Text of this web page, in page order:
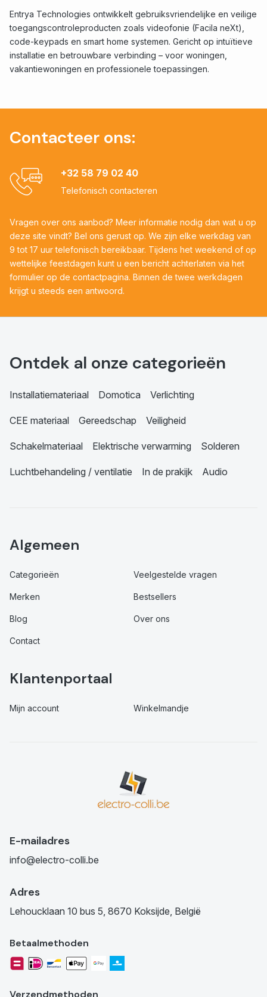
Entrya Technologies ontwikkelt gebruiksvriendelijke en veilige
toegangscontroleproducten zoals videofonie (Facila neXt),
code-keypads en smart home systemen. Gericht op intuïtieve
installatie en betrouwbare verbinding – voor woningen,
vakantiewoningen en professionele toepassingen.
Contacteer ons:
+32 58 79 02 40
Telefonisch contacteren
Vragen over ons aanbod? Meer informatie nodig dan wat u op
deze site vindt? Bel ons gerust op. We zijn elke werkdag van
9 tot 17 uur telefonisch bereikbaar. Tijdens het weekend of op
wettelijke feestdagen kunt u een bericht achterlaten via het
formulier op de contactpagina. Binnen de twee werkdagen
krijgt u steeds een antwoord.
Ontdek al onze categorieën
Installatiemateriaal Domotica Verlichting
CEE materiaal Gereedschap Veiligheid
Schakelmateriaal Elektrische verwarming Solderen
Luchtbehandeling / ventilatie In de prakijk Audio
Algemeen
Categorieën Veelgestelde vragen
Merken Bestsellers
Blog Over ons
Contact
Klantenportaal
Mijn account Winkelmandje
E-mailadres
info@electro-colli.be
Adres
Lehoucklaan 10 bus 5, 8670 Koksijde, België
Betaalmethoden